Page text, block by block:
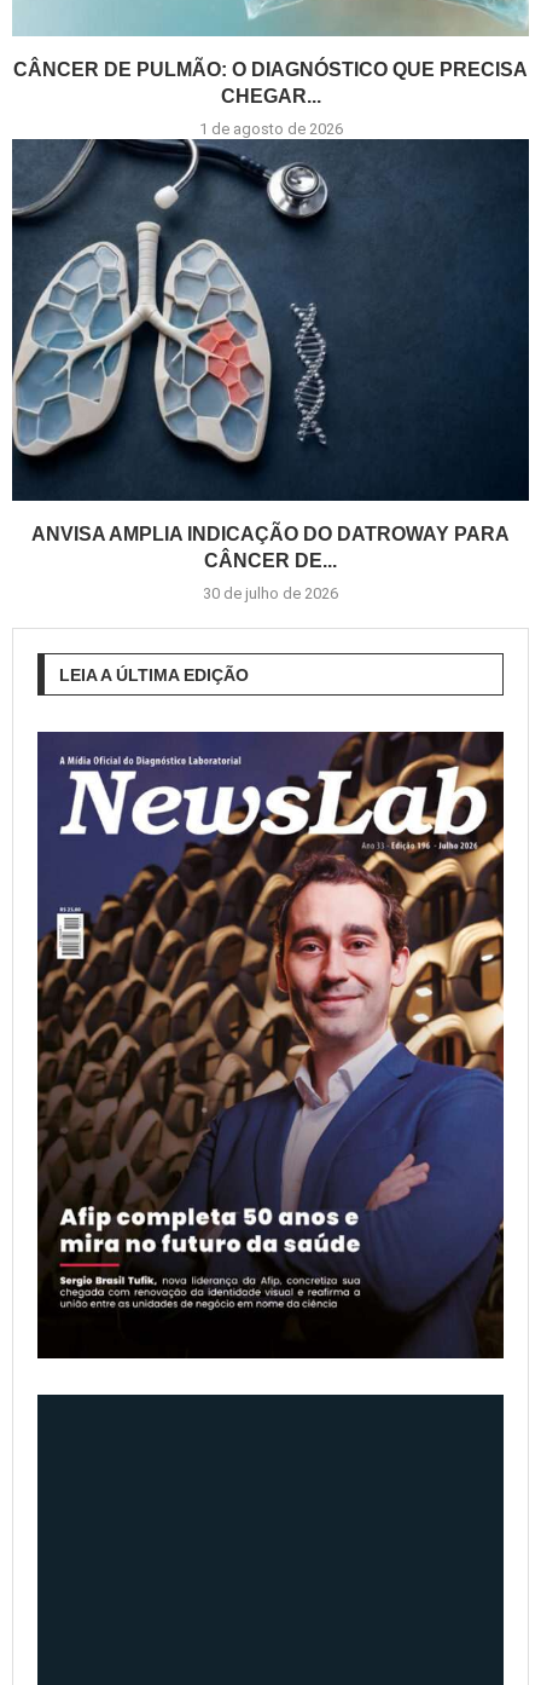
CÂNCER DE PULMÃO: O DIAGNÓSTICO QUE PRECISA
CHEGAR...
1 de agosto de 2026
ANVISA AMPLIA INDICAÇÃO DO DATROWAY PARA
CÂNCER DE...
30 de julho de 2026
LEIA A ÚLTIMA EDIÇÃO